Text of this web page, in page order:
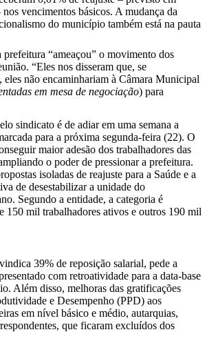
vencimentos básicos. A mudança da
do município também está na pauta
prefeitura “ameaçou” o movimento dos
“Eles nos disseram que, se
eles não encaminhariam à Câmara Municipal
em mesa de negociação) para
sindicato é de adiar em uma semana a
para a próxima segunda-feira (22). O
maior adesão dos trabalhadores das
o poder de pressionar a prefeitura.
isoladas de reajuste para a Saúde e a
de desestabilizar a unidade do
Segundo a entidade, a categoria é
150 mil trabalhadores ativos e outros 190 mil
39% de reposição salarial, pede a
com retroatividade para a data-base
Além disso, melhoras das gratificações
e Desempenho (PPD) aos
em nível básico e médio, autarquias,
que ficaram excluídos dos